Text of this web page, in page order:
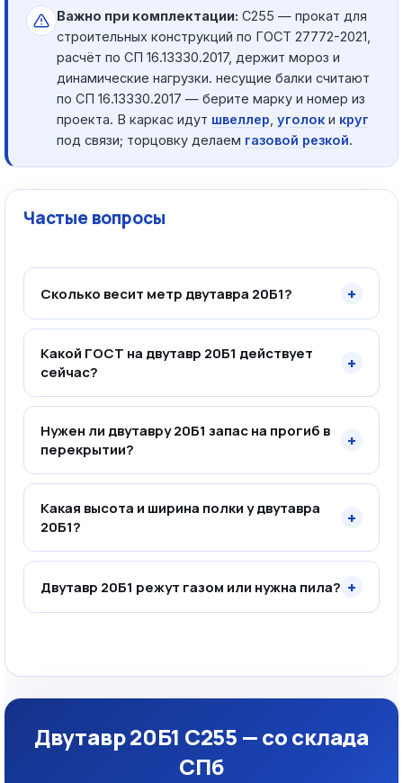
Важно при комплектации: С255 — прокат для
строительных конструкций по ГОСТ 27772-2021,
расчёт по СП 16.13330.2017, держит мороз и
динамические нагрузки. несущие балки считают
по СП 16.13330.2017 — берите марку и номер из
проекта. В каркас идут швеллер уголок и круг
под связи; торцовку делаем газовой резкой.
Частые вопросы
Сколько весит метр двутавра 20Б1? +
Какой ГОСТ на двутавр 20Б1 действует
сейчас?
+
Нужен ли двутавру 20Б1 запас на прогиб в
перекрытии?
+
Какая высота и ширина полки у двутавра
20Б1?
+
Двутавр 20Б1 режут газом или нужна пила? +
Двутавр 20Б1 С255 — со склада
СПб